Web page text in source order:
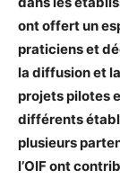
ont offert un
praticiens et
la diffusion et
projets pilotes
différents
plusieurs
l’OIF ont